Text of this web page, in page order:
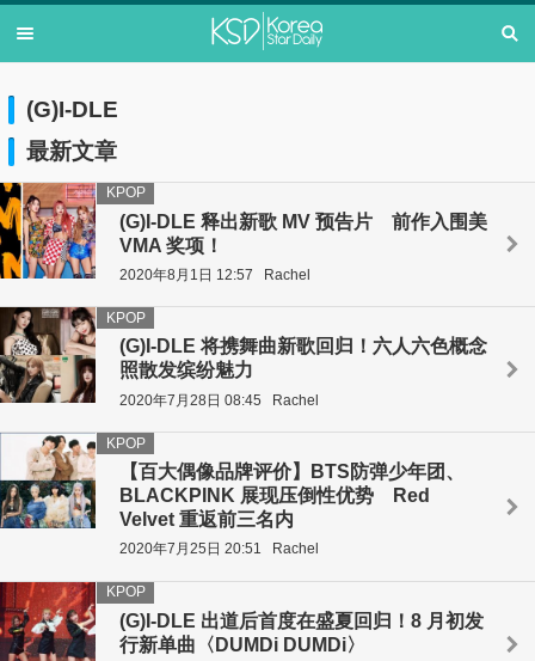
(G)I-DLE
最新文章
(G)I-DLE 释出新歌 MV 预告片 前作入围美
VMA 奖项！
KPOP
2020年8月1日 12:57 Rachel
(G)I-DLE 将携舞曲新歌回归！六人六色概念
照散发缤纷魅力
KPOP
2020年7月28日 08:45 Rachel
【百大偶像品牌评价】BTS防弹少年团、
BLACKPINK 展现压倒性优势 Red
Velvet 重返前三名内
KPOP
2020年7月25日 20:51 Rachel
(G)I-DLE 出道后首度在盛夏回归！8 月初发
行新单曲〈DUMDi DUMDi〉
KPOP